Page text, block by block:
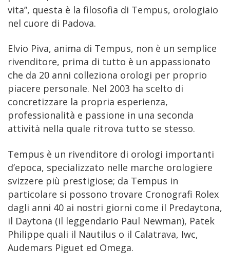
vita”, questa è la filosofia di Tempus, orologiaio
nel cuore di Padova.
Elvio Piva, anima di Tempus, non è un semplice
rivenditore, prima di tutto è un appassionato
che da 20 anni colleziona orologi per proprio
piacere personale. Nel 2003 ha scelto di
concretizzare la propria esperienza,
professionalità e passione in una seconda
attività nella quale ritrova tutto se stesso.
Tempus è un rivenditore di orologi importanti
d’epoca, specializzato nelle marche orologiere
svizzere più prestigiose; da Tempus in
particolare si possono trovare Cronografi Rolex
dagli anni 40 ai nostri giorni come il Predaytona,
il Daytona (il leggendario Paul Newman), Patek
Philippe quali il Nautilus o il Calatrava, Iwc,
Audemars Piguet ed Omega.